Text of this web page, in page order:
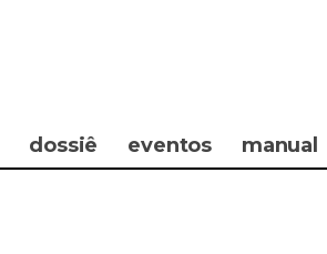
dossiê eventos manual